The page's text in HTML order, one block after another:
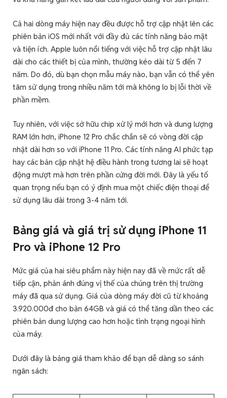
Cả hai dòng máy hiện nay đều được hỗ trợ cập nhật lên các
phiên bản iOS mới nhất với đầy đủ các tính năng bảo mật
và tiện ích. Apple luôn nổi tiếng với việc hỗ trợ cập nhật lâu
dài cho các thiết bị của mình, thường kéo dài từ 5 đến 7
năm. Do đó, dù bạn chọn mẫu máy nào, bạn vẫn có thể yên
tâm sử dụng trong nhiều năm tới mà không lo bị lỗi thời về
phần mềm.
Tuy nhiên, với việc sở hữu chip xử lý mới hơn và dung lượng
RAM lớn hơn, iPhone 12 Pro chắc chắn sẽ có vòng đời cập
nhật dài hơn so với iPhone 11 Pro. Các tính năng AI phức tạp
hay các bản cập nhật hệ điều hành trong tương lai sẽ hoạt
động mượt mà hơn trên phần cứng đời mới. Đây là yếu tố
quan trọng nếu bạn có ý định mua một chiếc điện thoại để
sử dụng lâu dài trong 3-4 năm tới.
Bảng giá và giá trị sử dụng iPhone 11
Pro và iPhone 12 Pro
Mức giá của hai siêu phẩm này hiện nay đã về mức rất dễ
tiếp cận, phản ánh đúng vị thế của chúng trên thị trường
máy đã qua sử dụng. Giá của dòng máy đời cũ từ khoảng
3.920.000đ cho bản 64GB và giá có thể tăng dần theo các
phiên bản dung lượng cao hơn hoặc tình trạng ngoại hình
của máy.
Dưới đây là bảng giá tham khảo để bạn dễ dàng so sánh
ngân sách: